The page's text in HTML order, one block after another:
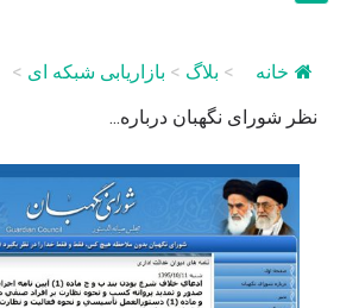
خانه > بلاگ > بازاریابی شبکه ای >
نظر شورای نگهبان درباره...